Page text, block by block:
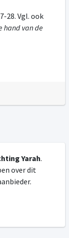
28. Vgl. ook
hand van de
Yarah.
over dit